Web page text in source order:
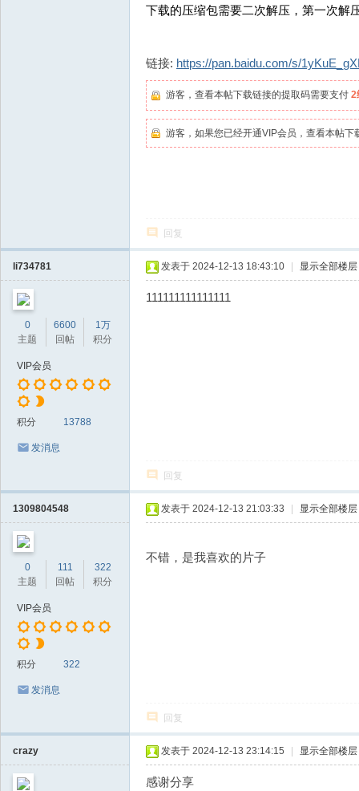
下载的压缩包需要二次解压，第一次解
链接: https://pan.baidu.com/s/
游客，查看本帖下载链接的提取码需要支付 2
游客，如果您已经开通VIP会员，查看本帖下
回复
li734781
0
主题
6600
回帖
1万
积分
VIP会员
积分 13788
发消息
发表于 2024-12-13 18:43:10 显示全部楼层
111111111111111
回复
1309804548
0
主题
111
回帖
322
积分
VIP会员
积分 322
发消息
发表于 2024-12-13 21:03:33 显示全部楼层
不错，是我喜欢的片子
回复
crazy 发表于 2024-12-13 23:14:15 显示全部楼层
感谢分享